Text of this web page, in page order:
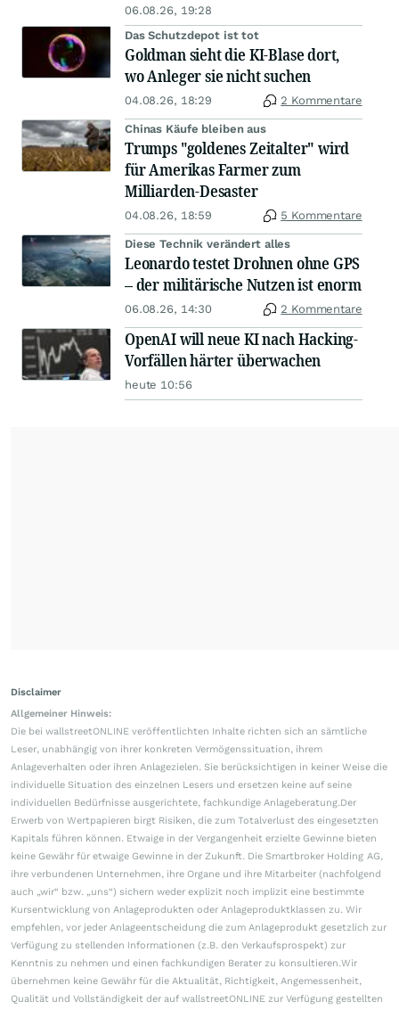
06.08.26, 19:28
Das Schutzdepot ist tot
Goldman sieht die KI-Blase dort,
wo Anleger sie nicht suchen
04.08.26, 18:29 2 Kommentare
Chinas Käufe bleiben aus
Trumps "goldenes Zeitalter" wird
für Amerikas Farmer zum
Milliarden-Desaster
04.08.26, 18:59 5 Kommentare
Diese Technik verändert alles
Leonardo testet Drohnen ohne GPS
– der militärische Nutzen ist enorm
06.08.26, 14:30 2 Kommentare
OpenAI will neue KI nach Hacking-
Vorfällen härter überwachen
heute 10:56
Disclaimer
Allgemeiner Hinweis:
Die bei wallstreetONLINE veröffentlichten Inhalte richten sich an sämtliche
Leser, unabhängig von ihrer konkreten Vermögenssituation, ihrem
Anlageverhalten oder ihren Anlagezielen. Sie berücksichtigen in keiner Weise die
individuelle Situation des einzelnen Lesers und ersetzen keine auf seine
individuellen Bedürfnisse ausgerichtete, fachkundige Anlageberatung.Der
Erwerb von Wertpapieren birgt Risiken, die zum Totalverlust des eingesetzten
Kapitals führen können. Etwaige in der Vergangenheit erzielte Gewinne bieten
keine Gewähr für etwaige Gewinne in der Zukunft. Die Smartbroker Holding AG,
ihre verbundenen Unternehmen, ihre Organe und ihre Mitarbeiter (nachfolgend
auch „wir“ bzw. „uns“) sichern weder explizit noch implizit eine bestimmte
Kursentwicklung von Anlageprodukten oder Anlageproduktklassen zu. Wir
empfehlen, vor jeder Anlageentscheidung die zum Anlageprodukt gesetzlich zur
Verfügung zu stellenden Informationen (z.B. den Verkaufsprospekt) zur
Kenntnis zu nehmen und einen fachkundigen Berater zu konsultieren.Wir
übernehmen keine Gewähr für die Aktualität, Richtigkeit, Angemessenheit,
Qualität und Vollständigkeit der auf wallstreetONLINE zur Verfügung gestellten